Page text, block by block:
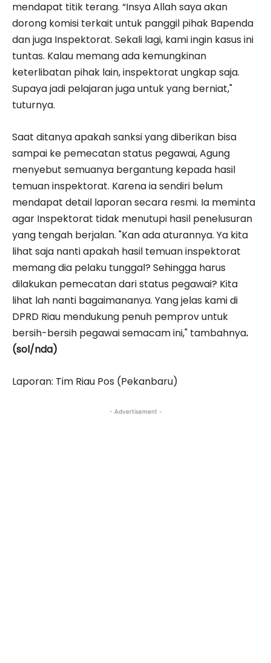
mendapat titik terang. “Insya Allah saya akan
dorong komisi terkait untuk panggil pihak Bapenda
dan juga Inspektorat. Sekali lagi, kami ingin kasus ini
tuntas. Kalau memang ada kemungkinan
keterlibatan pihak lain, inspektorat ungkap saja.
Supaya jadi pelajaran juga untuk yang berniat,"
tuturnya.
Saat ditanya apakah sanksi yang diberikan bisa
sampai ke pemecatan status pegawai, Agung
menyebut semuanya bergantung kepada hasil
temuan inspektorat. Karena ia sendiri belum
mendapat detail laporan secara resmi. Ia meminta
agar Inspektorat tidak menutupi hasil penelusuran
yang tengah berjalan. "Kan ada aturannya. Ya kita
lihat saja nanti apakah hasil temuan inspektorat
memang dia pelaku tunggal? Sehingga harus
dilakukan pemecatan dari status pegawai? Kita
lihat lah nanti bagaimananya. Yang jelas kami di
DPRD Riau mendukung penuh pemprov untuk
bersih-bersih pegawai semacam ini," tambahnya.
(sol/nda)
Laporan: Tim Riau Pos (Pekanbaru)
- Advertisement -